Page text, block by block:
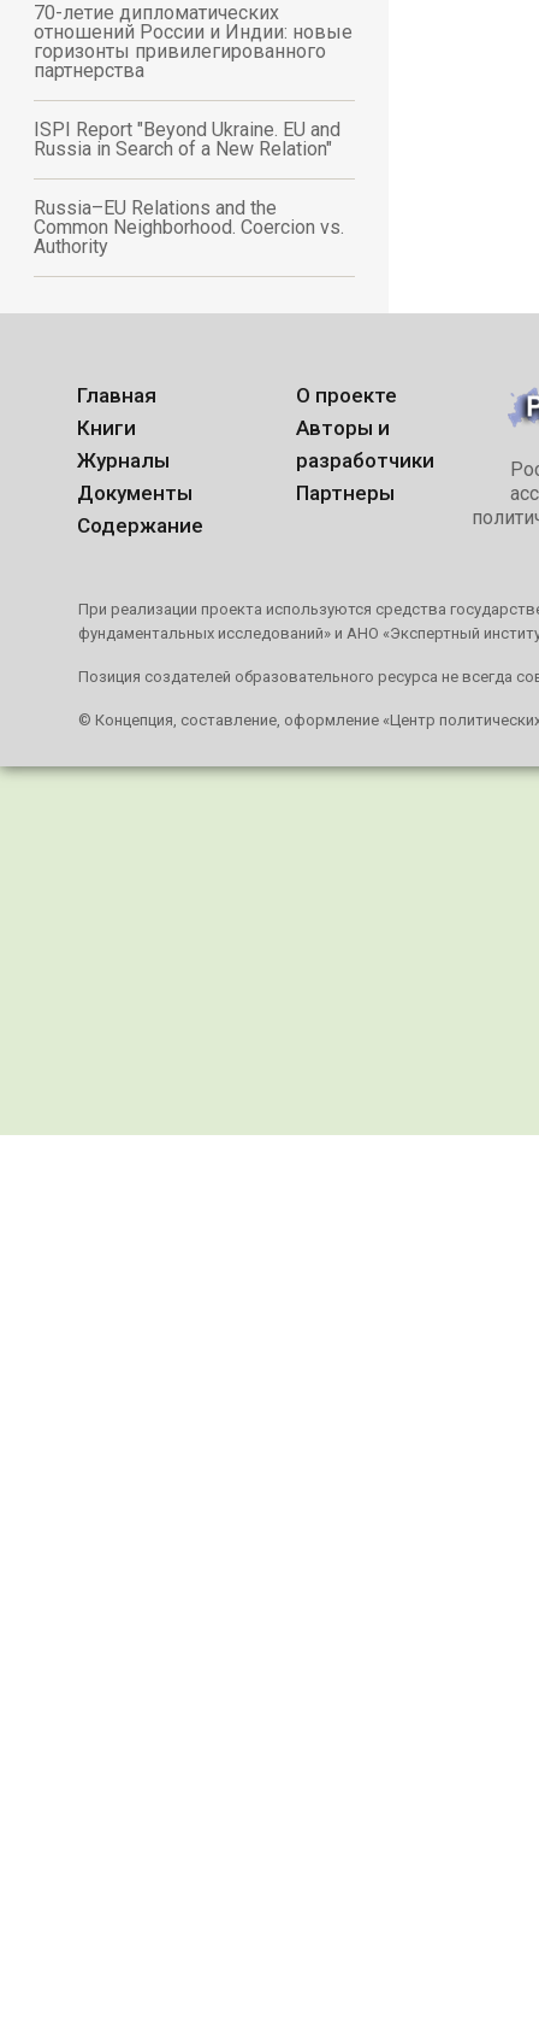
70-летие дипломатических
отношений России и Индии: новые
горизонты привилегированного
партнерства
ISPI Report "Beyond Ukraine. EU and
Russia in Search of a New Relation"
Russia–EU Relations and the
Common Neighborhood. Coercion vs.
Authority
Главная
Книги
Журналы
Документы
Содержание
О проекте
Авторы и
разработчики
Партнеры
При реализации проекта используются средства
фундаментальных исследований» и АНО «Экспертный
Позиция создателей образовательного ресурса не всегда
© Концепция, составление, оформление «Центр